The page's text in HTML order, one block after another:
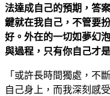
法達成自己的預期，答
鍵就在我自己，不管要
好。外在的一切如夢幻
與過程，只有你自己才
「或許長時間獨處，不
自己身上，而我深刻感